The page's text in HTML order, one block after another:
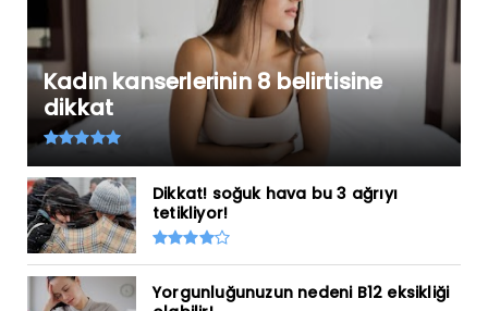
Kadın kanserlerinin 8 belirtisine
dikkat
Dikkat! soğuk hava bu 3 ağrıyı
tetikliyor!
Yorgunluğunuzun nedeni B12 eksikliği